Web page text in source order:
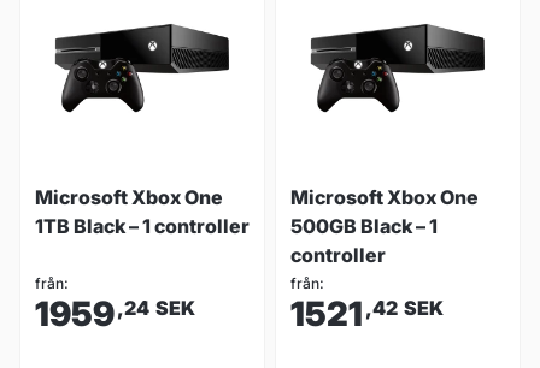
Microsoft Xbox One
1TB Black – 1 controller
från:
1959,24 SEK
Microsoft Xbox One
500GB Black – 1
controller
från:
1521 ,42 SEK